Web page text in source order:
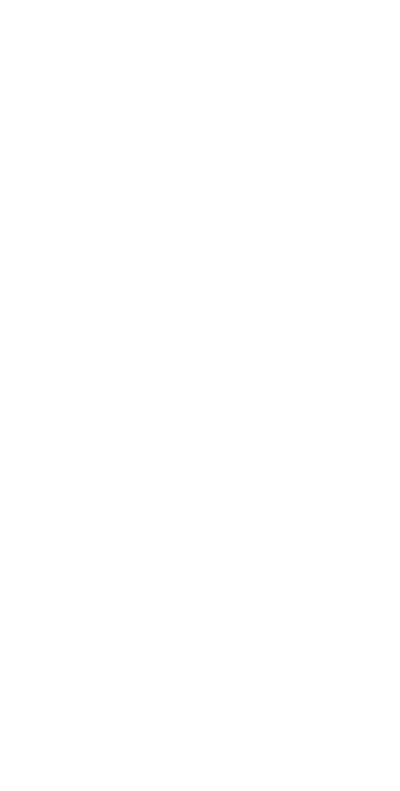
2022
Perubahan Mindset Dalam Bekerja
tim LKPP
Syarif Hidayatullah
UIN JAKARTA
KEPENTINGAN DI WILAYAH RS SYARIF HIDAYATULLAH